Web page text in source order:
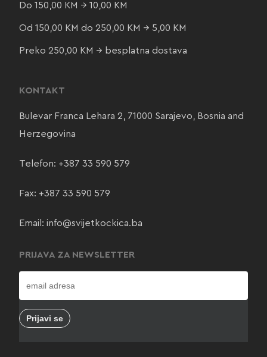
Do 150,00 KM → 10,00 KM
Od 150,00 KM do 250,00 KM → 5,00 KM
Preko 250,00 KM → besplatna dostava
KONTAKT
Bulevar Franca Lehara 2, 71000 Sarajevo, Bosnia and
Herzegovina
Telefon: +387 33 590 579
Fax: +387 33 590 579
Email: info@svijetkockica.ba
PRIJAVA ZA NEWSLETTER